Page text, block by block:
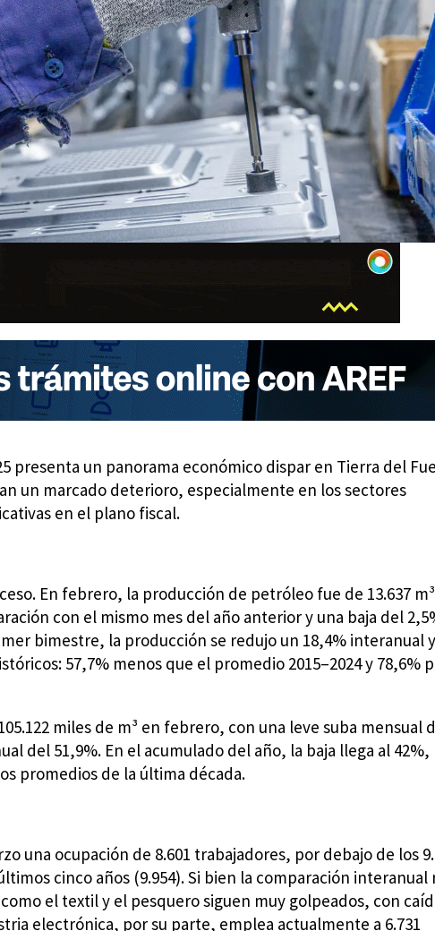
presenta un panorama económico dispar en Tierra del
un marcado deterioro, especialmente en los sectores
en el plano fiscal.
En febrero, la producción de petróleo fue de 13.637
con el mismo mes del año anterior y una baja del
bimestre, la producción se redujo un 18,4% interanual
57,7% menos que el promedio 2015–2024 y 78,6%
miles de m³ en febrero, con una leve suba mensual
del 51,9%. En el acumulado del año, la baja llega al 42%,
promedios de la última década.
una ocupación de 8.601 trabajadores, por debajo de los
cinco años (9.954). Si bien la comparación interanual
el textil y el pesquero siguen muy golpeados, con
electrónica, por su parte, emplea actualmente a 6.731